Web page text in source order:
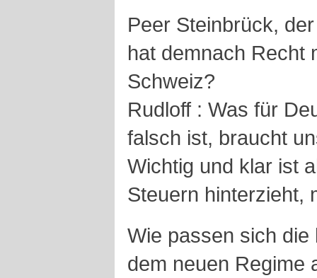
Peer Steinbrück,
hat demnach Recht
Schweiz?
Rudloff : Was für
falsch ist, braucht
Wichtig und klar ist
Steuern hinterzieht,
Wie passen sich
dem neuen Regime